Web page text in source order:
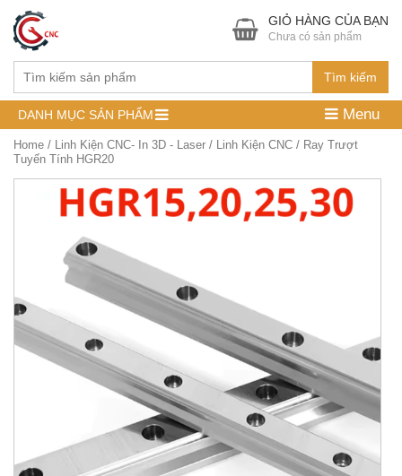
Tìm kiếm
GIỎ HÀNG CỦA BẠN
Chưa có sản phẩm
DANH MỤC SẢN PHẨM Menu
Home / Linh Kiện CNC- In 3D - Laser / Linh Kiện CNC / Ray Trượt
Tuyến Tính HGR20